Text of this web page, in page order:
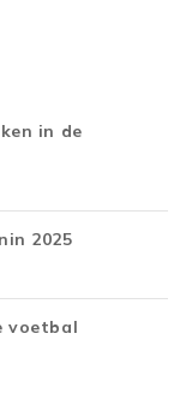
in de
2025
voetbal